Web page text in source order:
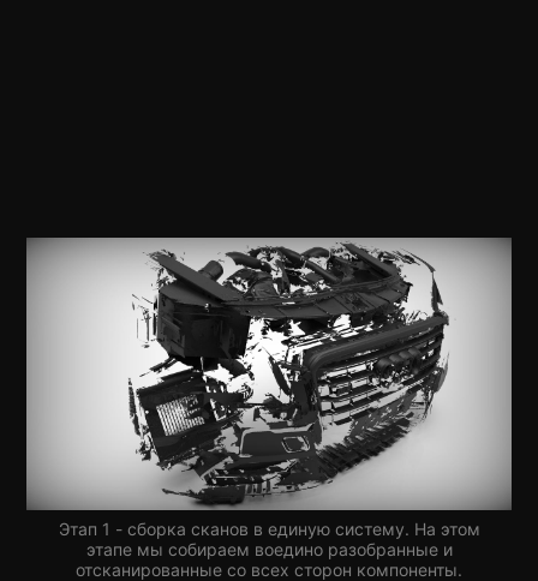
Этап 1 - сборка сканов в единую систему. На этом
этапе мы собираем воедино разобранные и
отсканированные со всех сторон компоненты.